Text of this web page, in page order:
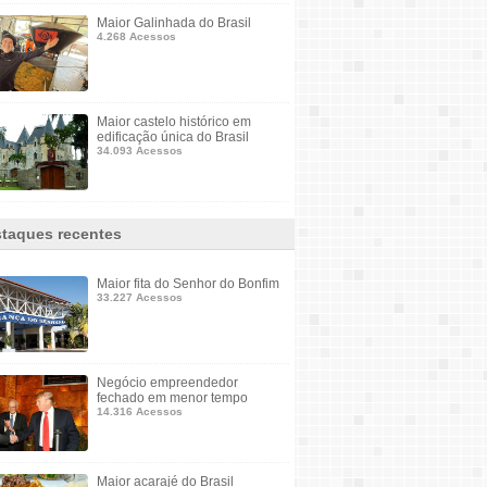
Maior Galinhada do Brasil
4.268 Acessos
Maior castelo histórico em
edificação única do Brasil
34.093 Acessos
recentes
Maior fita do Senhor do Bonfim
33.227 Acessos
Negócio empreendedor
fechado em menor tempo
14.316 Acessos
Maior acarajé do Brasil